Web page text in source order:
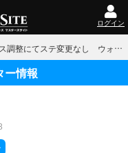
ログイン
【メモ】バランス調整にてステ変更なし ウォルリック
ー情報